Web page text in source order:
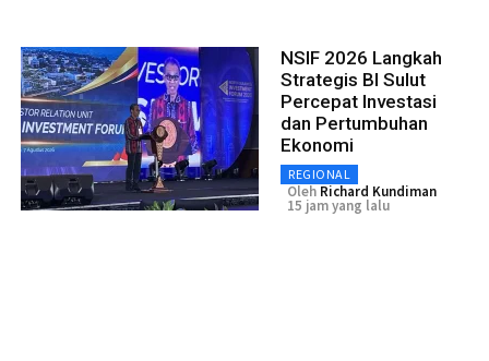
NSIF 2026 Langkah
Strategis BI Sulut
Percepat Investasi
dan Pertumbuhan
Ekonomi
REGIONAL
Oleh Richard Kundiman
15 jam yang lalu